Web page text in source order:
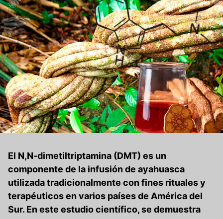
El N,N-dimetiltriptamina (DMT) es un
componente de la infusión de ayahuasca
utilizada tradicionalmente con fines rituales y
terapéuticos en varios países de América del
Sur. En este estudio científico, se demuestra